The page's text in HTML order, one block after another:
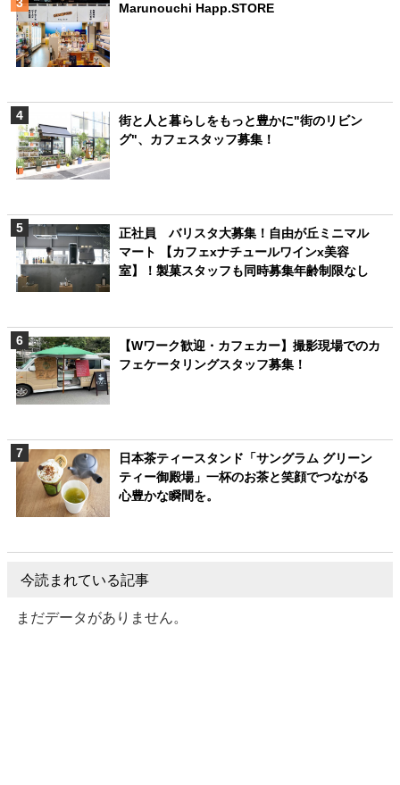
Marunouchi Happ.STORE
街と人と暮らしをもっと豊かに"街のリビン
グ"、カフェスタッフ募集！
正社員 バリスタ大募集！自由が丘ミニマル
マート 【カフェxナチュールワインx美容
室】！製菓スタッフも同時募集年齢制限なし
【Wワーク歓迎・カフェカー】撮影現場でのカ
フェケータリングスタッフ募集！
日本茶ティースタンド「サングラム グリーン
ティー御殿場」一杯のお茶と笑顔でつながる
心豊かな瞬間を。
今読まれている記事
まだデータがありません。